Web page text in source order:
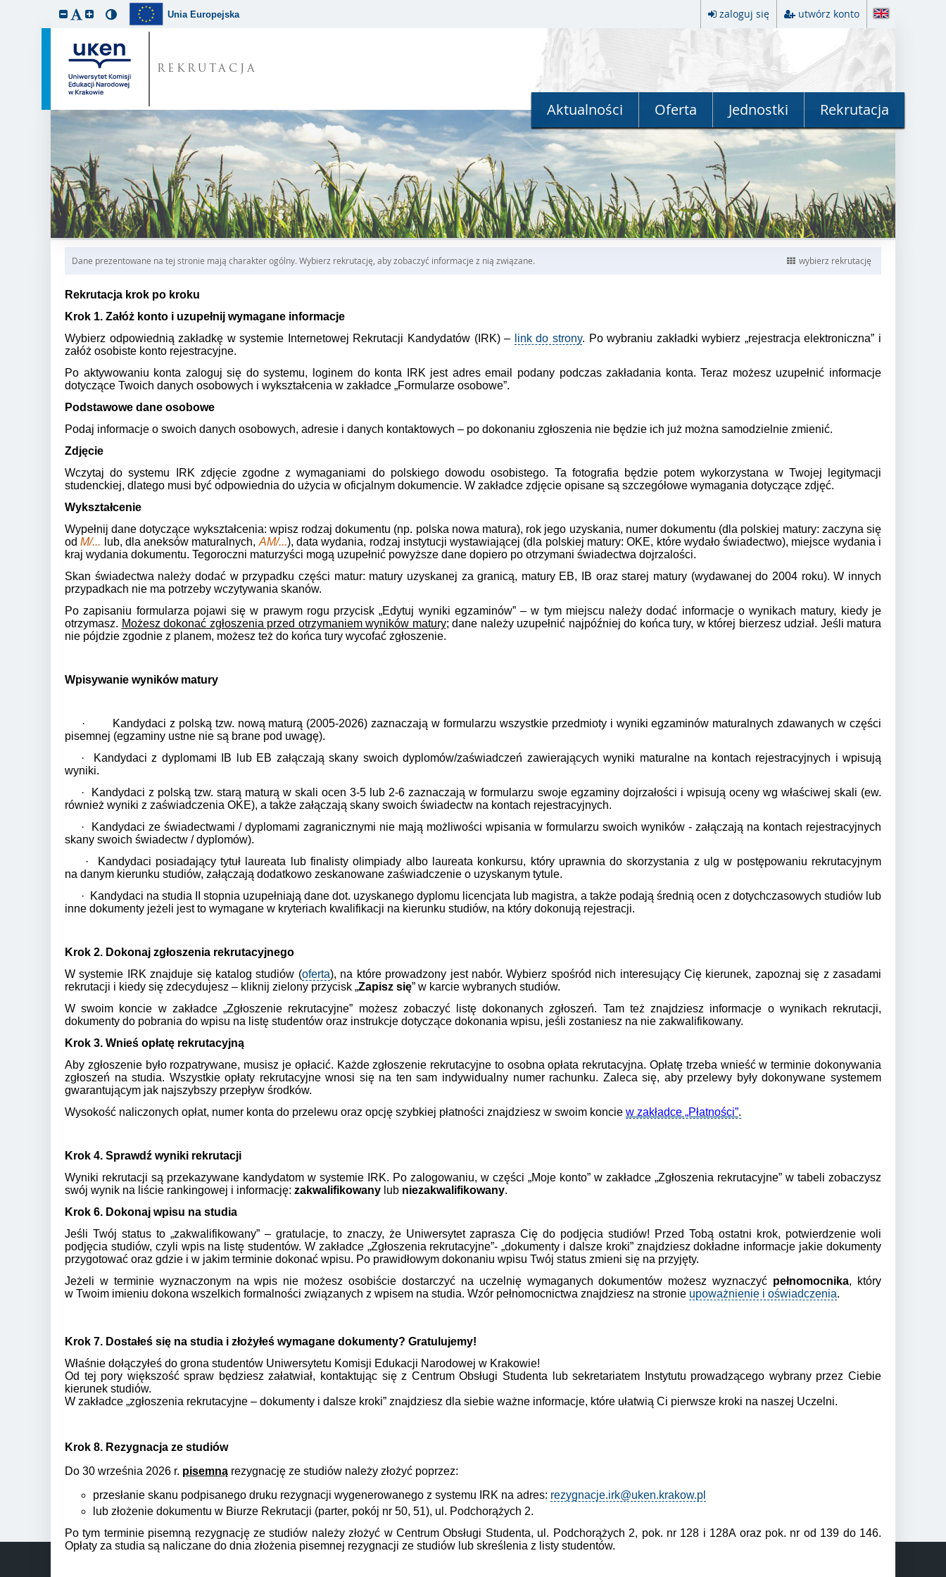
Unia Europejska zaloguj się utwórz konto
REKRUTACJA
Aktualności Oferta Jednostki Rekrutacja
Dane prezentowane na tej stronie mają charakter ogólny. Wybierz rekrutację, aby zobaczyć informacje z nią związane. wybierz rekrutację
Rekrutacja krok po kroku
Krok 1. Załóż konto i uzupełnij wymagane informacje
Wybierz odpowiednią zakładkę w systemie Internetowej Rekrutacji Kandydatów (IRK) –
link do strony. Po wybraniu zakładki wybierz „rejestracja elektroniczna” i
załóż osobiste konto rejestracyjne.
Po aktywowaniu konta zaloguj się do systemu, loginem do konta IRK jest adres email podany podczas zakładania konta. Teraz możesz uzupełnić informacje
dotyczące Twoich danych osobowych i wykształcenia w zakładce „Formularze osobowe”.
Podstawowe dane osobowe
Podaj informacje o swoich danych osobowych, adresie i danych kontaktowych – po dokonaniu zgłoszenia nie będzie ich już można samodzielnie zmienić.
Zdjęcie
Wczytaj do systemu IRK zdjęcie zgodne z wymaganiami do polskiego dowodu osobistego. Ta fotografia będzie potem wykorzystana w Twojej legitymacji
studenckiej, dlatego musi być odpowiednia do użycia w oficjalnym dokumencie. W zakładce zdjęcie opisane są szczegółowe wymagania dotyczące zdjęć.
Wykształcenie
Wypełnij dane dotyczące wykształcenia: wpisz rodzaj dokumentu (np. polska nowa matura), rok jego uzyskania, numer dokumentu (dla polskiej matury: zaczyna się
odM/... lub, dla aneksów maturalnych, AM/...), data wydania, rodzaj instytucji wystawiającej (dla polskiej matury: OKE, które wydało świadectwo), miejsce wydania i
kraj wydania dokumentu. Tegoroczni maturzyści mogą uzupełnić powyższe dane dopiero po otrzymani świadectwa dojrzalości.
Skan świadectwa należy dodać w przypadku części matur: matury uzyskanej za granicą, matury EB, IB oraz starej matury (wydawanej do 2004 roku). W innych
przypadkach nie ma potrzeby wczytywania skanów.
Po zapisaniu formularza pojawi się w prawym rogu przycisk „Edytuj wyniki egzaminów” – w tym miejscu należy dodać informacje o wynikach matury, kiedy je
otrzymasz. Możesz dokonać zgłoszenia przed otrzymaniem wyników matury; dane należy uzupełnić najpóźniej do końca tury, w której bierzesz udział. Jeśli matura
nie pójdzie zgodnie z planem, możesz też do końca tury wycofać zgłoszenie.
Wpisywanie wyników matury
· Kandydaci z polską tzw. nową maturą (2005-2026) zaznaczają w formularzu wszystkie przedmioty i wyniki egzaminów maturalnych zdawanych w części
pisemnej (egzaminy ustne nie są brane pod uwagę).
· Kandydaci z dyplomami IB lub EB załączają skany swoich dyplomów/zaświadczeń zawierających wyniki maturalne na kontach rejestracyjnych i wpisują
wyniki.
· Kandydaci z polską tzw. starą maturą w skali ocen 3-5 lub 2-6 zaznaczają w formularzu swoje egzaminy dojrzałości i wpisują oceny wg właściwej skali (ew.
również wyniki z zaświadczenia OKE), a także załączają skany swoich świadectw na kontach rejestracyjnych.
· Kandydaci ze świadectwami / dyplomami zagranicznymi nie mają możliwości wpisania w formularzu swoich wyników - załączają na kontach rejestracyjnych
skany swoich świadectw / dyplomów).
· Kandydaci posiadający tytuł laureata lub finalisty olimpiady albo laureata konkursu, który uprawnia do skorzystania z ulg w postępowaniu rekrutacyjnym
na danym kierunku studiów, załączają dodatkowo zeskanowane zaświadczenie o uzyskanym tytule.
· Kandydaci na studia II stopnia uzupełniają dane dot. uzyskanego dyplomu licencjata lub magistra, a także podają średnią ocen z dotychczasowych studiów lub
inne dokumenty jeżeli jest to wymagane w kryteriach kwalifikacji na kierunku studiów, na który dokonują rejestracji.
Krok 2. Dokonaj zgłoszenia rekrutacyjnego
W systemie IRK znajduje się katalog studiów (oferta), na które prowadzony jest nabór. Wybierz spośród nich interesujący Cię kierunek, zapoznaj się z zasadami
rekrutacji i kiedy się zdecydujesz – kliknij zielony przycisk „Zapisz się” w karcie wybranych studiów.
W swoim koncie w zakładce „Zgłoszenie rekrutacyjne” możesz zobaczyć listę dokonanych zgłoszeń. Tam też znajdziesz informacje o wynikach rekrutacji,
dokumenty do pobrania do wpisu na listę studentów oraz instrukcje dotyczące dokonania wpisu, jeśli zostaniesz na nie zakwalifikowany.
Krok 3. Wnieś opłatę rekrutacyjną
Aby zgłoszenie było rozpatrywane, musisz je opłacić. Każde zgłoszenie rekrutacyjne to osobna opłata rekrutacyjna. Opłatę trzeba wnieść w terminie dokonywania
zgłoszeń na studia. Wszystkie opłaty rekrutacyjne wnosi się na ten sam indywidualny numer rachunku. Zaleca się, aby przelewy były dokonywane systemem
gwarantującym jak najszybszy przepływ środków.
Wysokość naliczonych opłat, numer konta do przelewu oraz opcję szybkiej płatności znajdziesz w swoim koncie w zakładce „Płatności”.
Krok 4. Sprawdź wyniki rekrutacji
Wyniki rekrutacji są przekazywane kandydatom w systemie IRK. Po zalogowaniu, w części „Moje konto” w zakładce „Zgłoszenia rekrutacyjne” w tabeli zobaczysz
swój wynik na liście rankingowej i informację: zakwalifikowany lub niezakwalifikowany.
Krok 6. Dokonaj wpisu na studia
Jeśli Twój status to „zakwalifikowany” – gratulacje, to znaczy, że Uniwersytet zaprasza Cię do podjęcia studiów! Przed Tobą ostatni krok, potwierdzenie woli
podjęcia studiów, czyli wpis na listę studentów. W zakładce „Zgłoszenia rekrutacyjne”- „dokumenty i dalsze kroki” znajdziesz dokładne informacje jakie dokumenty
przygotować oraz gdzie i w jakim terminie dokonać wpisu. Po prawidłowym dokonaniu wpisu Twój status zmieni się na przyjęty.
Jeżeli w terminie wyznaczonym na wpis nie możesz osobiście dostarczyć na uczelnię wymaganych dokumentów możesz wyznaczyć pełnomocnika, który
w Twoim imieniu dokona wszelkich formalności związanych z wpisem na studia. Wzór pełnomocnictwa znajdziesz na stronie upoważnienie i oświadczenia.
Krok 7. Dostałeś się na studia i złożyłeś wymagane dokumenty? Gratulujemy!
Właśnie dołączyłeś do grona studentów Uniwersytetu Komisji Edukacji Narodowej w Krakowie!
Od tej pory większość spraw będziesz załatwiał, kontaktując się z Centrum Obsługi Studenta lub sekretariatem Instytutu prowadzącego wybrany przez Ciebie
kierunek studiów.
W zakładce „zgłoszenia rekrutacyjne – dokumenty i dalsze kroki” znajdziesz dla siebie ważne informacje, które ułatwią Ci pierwsze kroki na naszej Uczelni.
Krok 8. Rezygnacja ze studiów
Do 30 września 2026 r. pisemną rezygnację ze studiów należy złożyć poprzez:
przesłanie skanu podpisanego druku rezygnacji wygenerowanego z systemu IRK na adres: rezygnacje.irk@uken.krakow.pl
lub złożenie dokumentu w Biurze Rekrutacji (parter, pokój nr 50, 51), ul. Podchorążych 2.
Po tym terminie pisemną rezygnację ze studiów należy złożyć w Centrum Obsługi Studenta, ul. Podchorążych 2, pok. nr 128 i 128A oraz pok. nr od 139 do 146.
Opłaty za studia są naliczane do dnia złożenia pisemnej rezygnacji ze studiów lub skreślenia z listy studentów.